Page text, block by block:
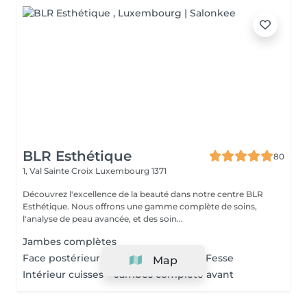
BLR Esthétique
80
1, Val Sainte Croix Luxembourg 1371
Découvrez l'excellence de la beauté dans notre centre BLR
Esthétique. Nous offrons une gamme complète de soins,
l'analyse de peau avancée, et des soin...
Jambes complètes
Face postérieur jambes complètes + Fesse
Intérieur cuisses + Jambes complète avant
Map